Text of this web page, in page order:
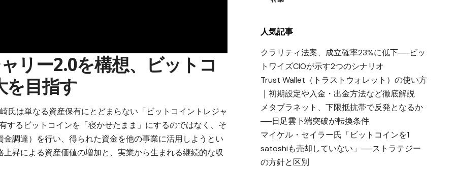
リー2.0を構想、ビットコ
を目指す
氏は単なる資産保有にとどまらない「ビットコイントレジャ
するビットコインを「寝かせたまま」にするのではなく、そ
調達）を行い、得られた資金を他の事業に活用しようとい
昇による資産価値の増加と、実業から生まれる継続的な収
人気記事
クラリティ法案、成立確率23%に低下──ビッ
トワイズCIOが示す2つのシナリオ
Trust Wallet（トラストウォレット）の使い方
｜初期設定や入金・出金方法など徹底解説
メタプラネット、下限抵抗帯で反発となるか
──日足雲下端突破が転換条件
マイケル・セイラー氏「ビットコインを1
satoshiも売却していない」──ストラテジー
の方針と区別